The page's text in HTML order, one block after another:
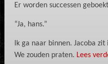
Er worden successen
“Ja, hans.”
Ik ga naar binnen. Jacoba
We zouden praten. Lees